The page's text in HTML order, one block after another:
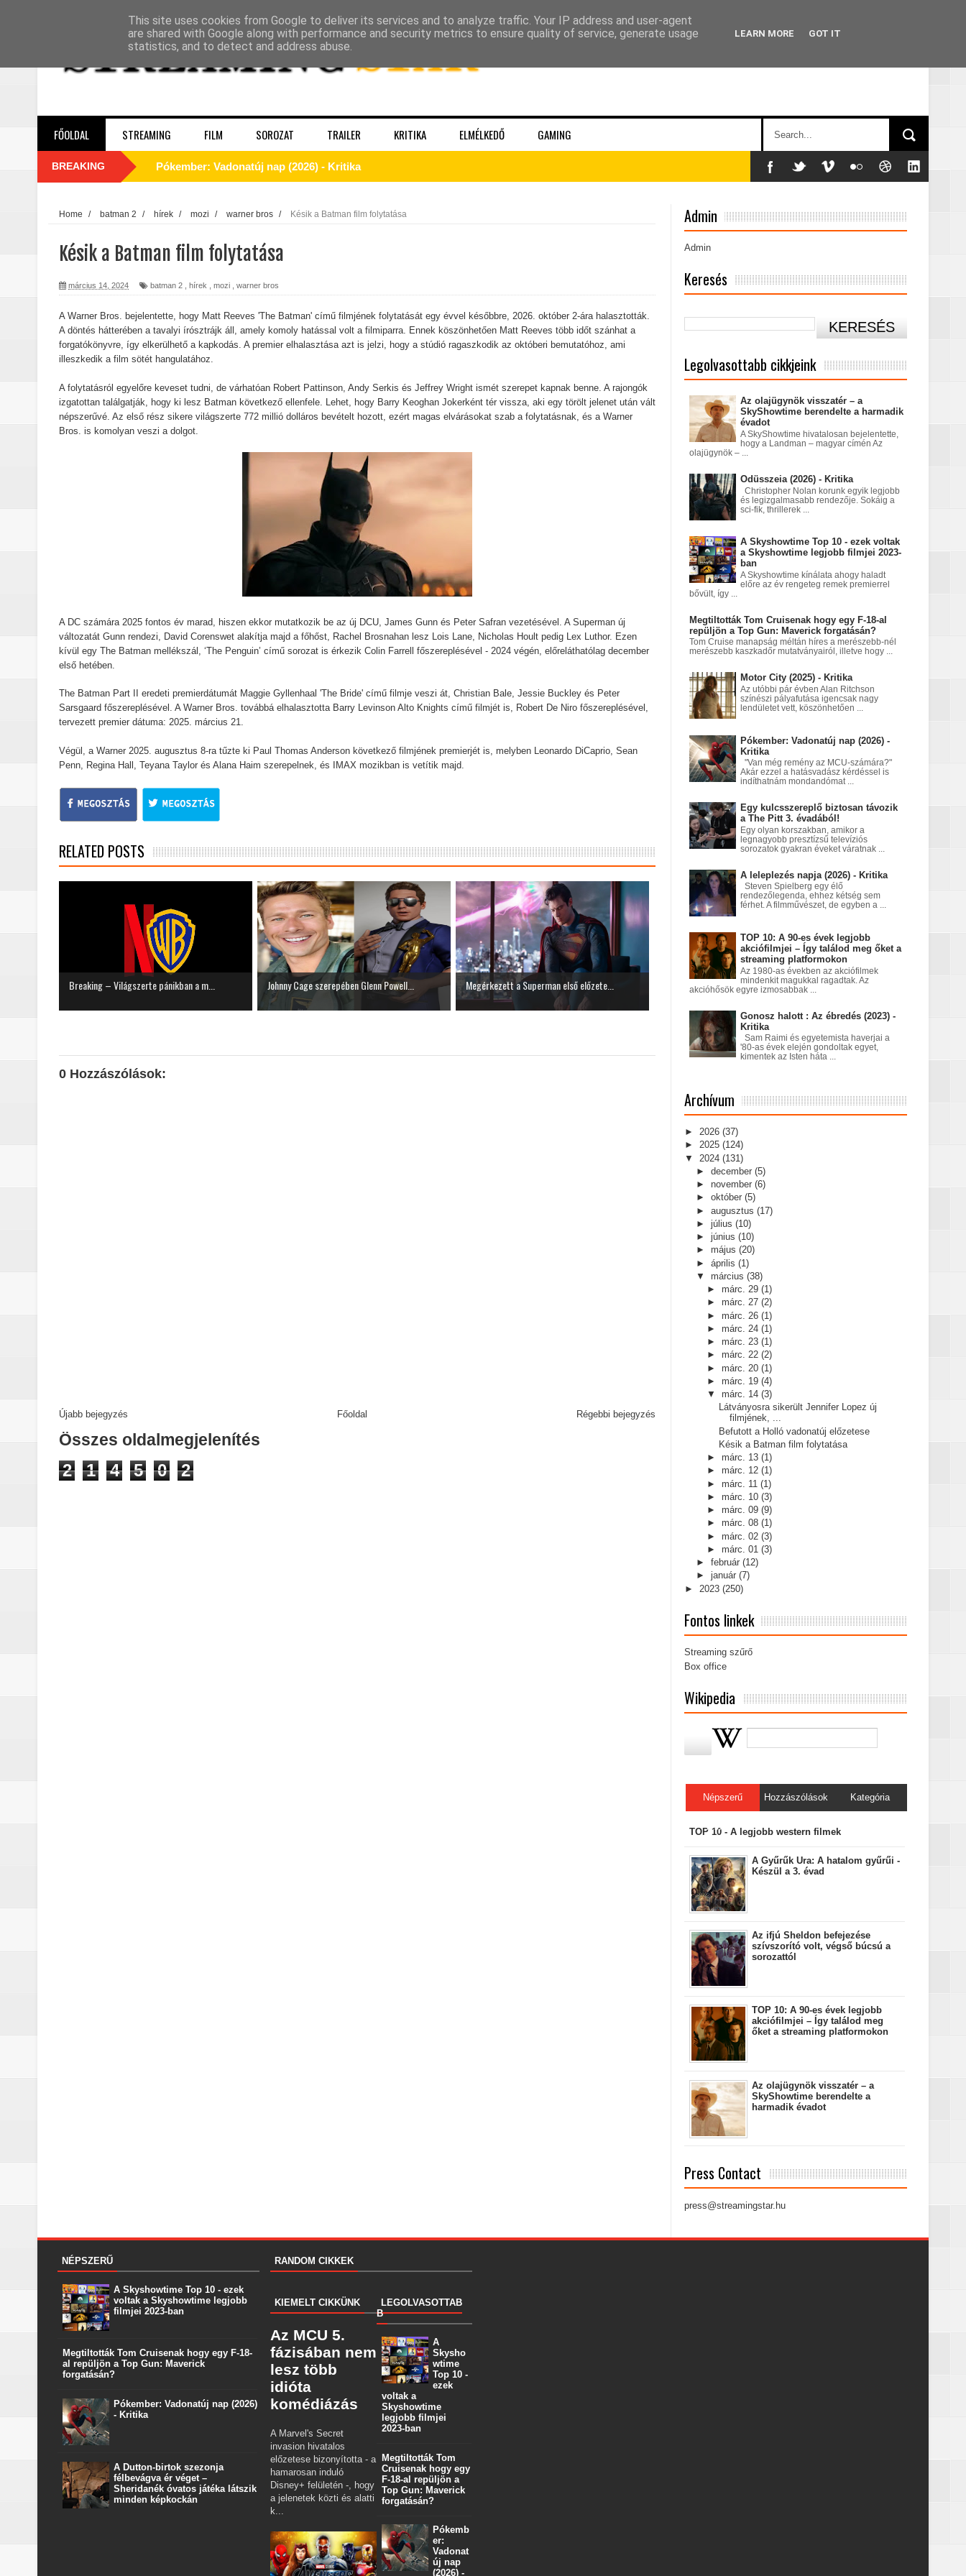
FŐOLDAL STREAMING FILM SOROZAT TRAILER KRITIKA ELMÉLKEDŐ GAMING
BREAKING A Dutton‑birtok szezonja félbevágva ér véget – Sheridanék óvatos játéka látszik minden képkockán
Odüsszeia (2026) - Kritika
Egy kulcsszereplő biztosan távozik a The Pitt 3. évadából!
Életem legjobb száma (2026) - Kritika
A leleplezés napja (2026) - Kritika
Marshals: A Dutton család legsötétebb titka kiderült – és most már Pete Calvin is benne van
Gonosz halott : Az ébredés (2023) - Kritika
A Yellowstone hiányzó darabja: Sheridan végre megmutatja a gyász valódi arcát a The Madison című sorozatban
Jogászok döntötték el Monica Dutton sorsát? Meglepő részletek a Yellowstone-univerzumból
A lila fátyol: Rejtélyek könyve – A végjáték
A lila fátyol – a rejtélyek könyve - Harmadik felvonás
A Lila Fátyol: Rejtélyek Könyve, avagy mi lenne, ha a Netflix fantasy dráma görög istenekkel folytatódna tovább?
A The Mandalorian and Grogu trailere brutális akciót ígér
A rejtélyek könyve: egy valós, rejtjeles történet, amit csak néhány beavatott ért, mégis úgy hat, mint egy Netflix‑fantasy
sorozat
Nem veled van a baj: a Stranger Things utolsó évadabán a Hopper-Eleven dinamika teljesen nullára égett
Home / batman 2 / hírek / mozi / warner bros / Késik a Batman film folytatása
Késik a Batman film folytatása
március 14, 2024 batman 2 hírek mozi warner bros
A Warner Bros. bejelentette, hogy Matt Reeves 'The Batman' című filmjének folytatását egy évvel későbbre, 2026. október 2-ára halasztották.
A döntés hátterében a tavalyi írósztrájk áll, amely komoly hatással volt a filmiparra. Ennek köszönhetően Matt Reeves több időt szánhat a
forgatókönyvre, így elkerülhető a kapkodás. A premier elhalasztása azt is jelzi, hogy a stúdió ragaszkodik az októberi bemutatóhoz, ami
illeszkedik a film sötét hangulatához.
A folytatásról egyelőre keveset tudni, de várhatóan Robert Pattinson, Andy Serkis és Jeffrey Wright ismét szerepet kapnak benne. A rajongók
izgatottan találgatják, hogy ki lesz Batman következő ellenfele. Lehet, hogy Barry Keoghan Jokerként tér vissza, aki egy törölt jelenet után vált
népszerűvé. Az első rész sikere világszerte 772 millió dolláros bevételt hozott, ezért magas elvárásokat szab a folytatásnak, és a Warner
Bros. is komolyan veszi a dolgot.
A DC számára 2025 fontos év marad, hiszen ekkor mutatkozik be az új DCU, James Gunn és Peter Safran vezetésével. A Superman új
változatát Gunn rendezi, David Corenswet alakítja majd a főhőst, Rachel Brosnahan lesz Lois Lane, Nicholas Hoult pedig Lex Luthor. Ezen
kívül egy The Batman mellékszál, ‘The Penguin’ című sorozat is érkezik Colin Farrell főszereplésével - 2024 végén, előreláthatólag december
első hetében.
The Batman Part II eredeti premierdátumát Maggie Gyllenhaal 'The Bride' című filmje veszi át, Christian Bale, Jessie Buckley és Peter
Sarsgaard főszereplésével. A Warner Bros. továbbá elhalasztotta Barry Levinson Alto Knights című filmjét is, Robert De Niro főszereplésével,
tervezett premier dátuma: 2025. március 21.
Végül, a Warner 2025. augusztus 8-ra tűzte ki Paul Thomas Anderson következő filmjének premierjét is, melyben Leonardo DiCaprio, Sean
Penn, Regina Hall, Teyana Taylor és Alana Haim szerepelnek, és IMAX mozikban is vetítik majd.
RELATED POSTS
Breaking – Világszerte pánikban a m... Johnny Cage szerepében Glenn Powell... Megérkezett a Superman első előzete...
0 Hozzászólások:
Újabb bejegyzés Régebbi bejegyzés
Főoldal
Összes oldalmegjelenítés
2 1 4 5 0 2
Admin
Admin
Keresés
Legolvasottabb cikkjeink
Az olajügynök visszatér – a
SkyShowtime berendelte a harmadik
évadot
A SkyShowtime hivatalosan bejelentette,
hogy a Landman – magyar címén Az
olajügynök – ...
Odüsszeia (2026) - Kritika
Christopher Nolan korunk egyik legjobb
és legizgalmasabb rendezője. Sokáig a
sci-fik, thrillerek ...
A Skyshowtime Top 10 - ezek voltak
a Skyshowtime legjobb filmjei 2023-
ban
A Skyshowtime kínálata ahogy haladt
előre az év rengeteg remek premierrel
bővült, így ...
Megtiltották Tom Cruisenak hogy egy F-18-al
repüljön a Top Gun: Maverick forgatásán?
Tom Cruise manapság méltán híres a merészebb-nél
merészebb kaszkadőr mutatványairól, illetve hogy ...
Motor City (2025) - Kritika
Az utóbbi pár évben Alan Ritchson
színészi pályafutása igencsak nagy
lendületet vett, köszönhetően ...
Pókember: Vadonatúj nap (2026) -
Kritika
"Van még remény az MCU-számára?"
Akár ezzel a hatásvadász kérdéssel is
indíthatnám mondandómat ...
Egy kulcsszereplő biztosan távozik
a The Pitt 3. évadából!
Egy olyan korszakban, amikor a
legnagyobb presztízsű televíziós
sorozatok gyakran éveket váratnak ...
A leleplezés napja (2026) - Kritika
Steven Spielberg egy élő
rendezőlegenda, ehhez kétség sem
férhet. A filmművészet, de egyben a ...
TOP 10: A 90-es évek legjobb
akciófilmjei – Így találod meg őket a
streaming platformokon
Az 1980-as években az akciófilmek
mindenkit magukkal ragadtak. Az
akcióhősök egyre izmosabbak ...
Gonosz halott : Az ébredés (2023) -
Kritika
Sam Raimi és egyetemista haverjai a
'80-as évek elején gondoltak egyet,
kimentek az Isten háta ...
Archívum
► 2026 (37)
► 2025 (124)
▼ 2024 (131)
► december (5)
► november (6)
► október (5)
► augusztus (17)
► július (10)
► június (10)
► május (20)
► április (1)
▼ március (38)
► márc. 29(1)
► márc. 27(2)
► márc. 26(1)
► márc. 24(1)
► márc. 23(1)
► márc. 22(2)
► márc. 20(1)
► márc. 19(4)
▼ márc. 14(3)
Látványosra sikerült Jennifer Lopez új
filmjének, ...
Befutott a Holló vadonatúj előzetese
Késik a Batman film folytatása
► márc. 13(1)
► márc. 12(1)
► márc. 11(1)
► márc. 10(3)
► márc. 09(9)
► márc. 08(1)
► márc. 02(3)
► márc. 01(3)
► február (12)
► január (7)
► 2023 (250)
Fontos linkek
Streaming szűrő
Box office
Wikipedia
Népszerű Hozzászólások Kategória
TOP 10 - A legjobb western filmek
A Gyűrűk Ura: A hatalom gyűrűi -
Készül a 3. évad
Az ifjú Sheldon befejezése
szívszorító volt, végső búcsú a
sorozattól
TOP 10: A 90-es évek legjobb
akciófilmjei – Így találod meg
őket a streaming platformokon
Az olajügynök visszatér – a
SkyShowtime berendelte a
harmadik évadot
Press Contact
press@streamingstar.hu
NÉPSZERŰ
A Skyshowtime Top 10 - ezek
voltak a Skyshowtime legjobb
filmjei 2023-ban
Megtiltották Tom Cruisenak hogy egy F-18-
al repüljön a Top Gun: Maverick
forgatásán?
Pókember: Vadonatúj nap (2026)
- Kritika
A Dutton‑birtok szezonja
félbevágva ér véget –
Sheridanék óvatos játéka látszik
minden képkockán
RANDOM CIKKEK
LEGOLVASOTTAB
B
A
Skysho
wtime
Top 10 -
ezek
voltak a
Skyshowtime
legjobb filmjei
2023-ban
Megtiltották Tom
Cruisenak hogy egy
F-18-al repüljön a
Top Gun: Maverick
forgatásán?
Pókemb
er:
Vadonat
új nap
(2026) -
KIEMELT CIKKÜNK
Az MCU 5.
fázisában nem
lesz több
idióta
komédiázás
A Marvel's Secret
invasion hivatalos
előzetese bizonyította - a
hamarosan induló
Disney+ felületén -, hogy
a jelenetek közti és alatti
k...
This site uses cookies from Google to deliver its services and to analyze traffic. Your IP address and user-agent
are shared with Google along with performance and security metrics to ensure quality of service, generate usage
statistics, and to detect and address abuse.
LEARN MORE GOT IT